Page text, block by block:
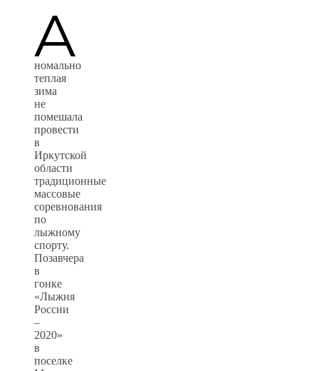
А
номально
теплая
зима
не
помешала
провести
в
Иркутской
области
традиционные
массовые
соревнования
по
лыжному
спорту.
Позавчера
в
гонке
«Лыжня
России
–
2020»
в
поселке